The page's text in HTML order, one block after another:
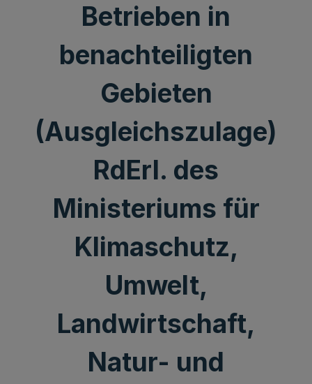
Betrieben in
benachteiligten
Gebieten
(Ausgleichszulage)
RdErl. des
Ministeriums für
Klimaschutz,
Umwelt,
Landwirtschaft,
Natur- und